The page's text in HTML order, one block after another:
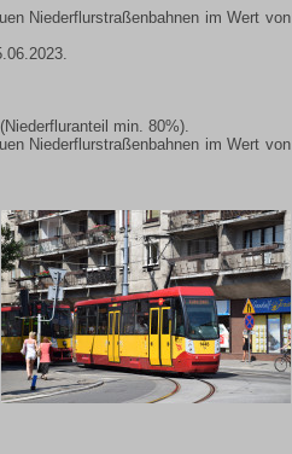
Niederflurstraßenbahnen im Wert von
min. 80%).
Niederflurstraßenbahnen im Wert von